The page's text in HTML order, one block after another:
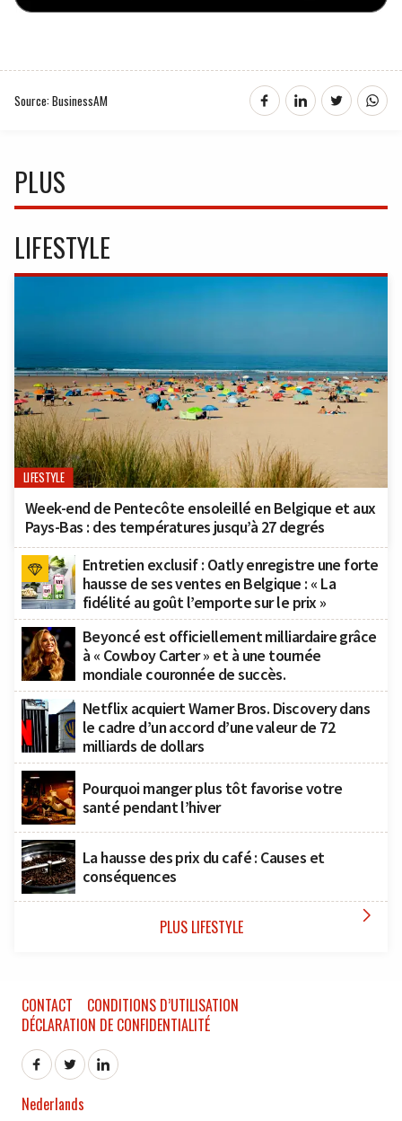
Source: BusinessAM
PLUS
LIFESTYLE
LIFESTYLE
Week-end de Pentecôte ensoleillé en Belgique et aux
Pays-Bas : des températures jusqu’à 27 degrés
Entretien exclusif : Oatly enregistre une forte
hausse de ses ventes en Belgique : « La
fidélité au goût l’emporte sur le prix »
Beyoncé est officiellement milliardaire grâce
à « Cowboy Carter » et à une tournée
mondiale couronnée de succès.
Netflix acquiert Warner Bros. Discovery dans
le cadre d’un accord d’une valeur de 72
milliards de dollars
Pourquoi manger plus tôt favorise votre
santé pendant l’hiver
La hausse des prix du café : Causes et
conséquences
PLUS LIFESTYLE 
CONTACT
CONDITIONS D’UTILISATION
DÉCLARATION DE CONFIDENTIALITÉ
Nederlands